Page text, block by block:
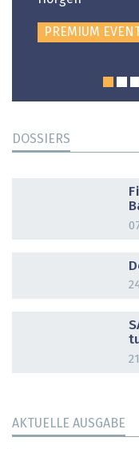
PREMIUM
DOSSIERS
AKTUELLE AUSGABE